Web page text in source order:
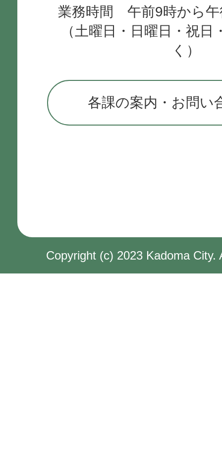
業務時間 午前9時から午
（土曜日・日曜日・祝日
く）
各課の案内・お問い
Copyright (c) 2023 Kadoma City.